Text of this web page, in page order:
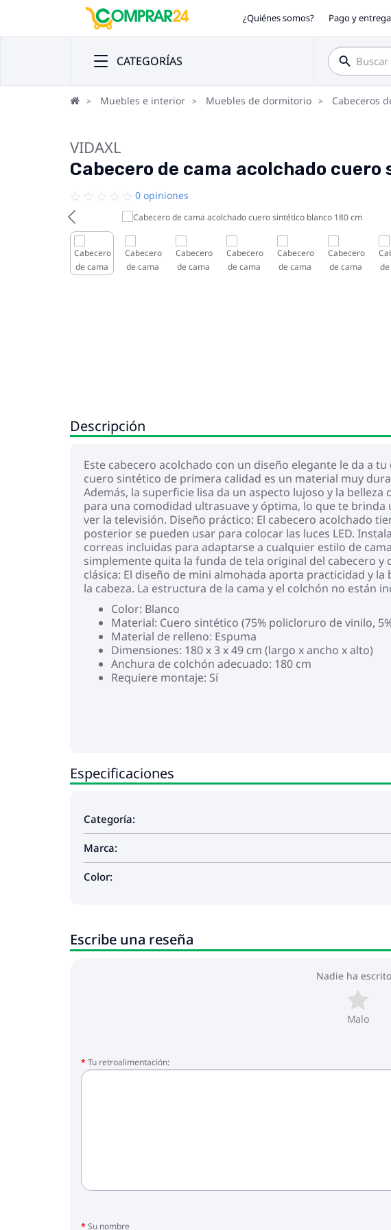
¿Quiénes somos? Pago y entrega
CATEGORÍAS
Muebles e interior Muebles de dormitorio Cabeceros
VIDAXL
Cabecero de cama acolchado
0 opiniones
Descripción
Este cabecero acolchado con un diseño elegante le da a
cuero sintético de primera calidad es un material muy
Además, la superficie lisa da un aspecto lujoso y la
para una comodidad ultrasuave y óptima, lo que te
ver la televisión. Diseño práctico: El cabecero acolchado
posterior se pueden usar para colocar las luces LED.
correas incluidas para adaptarse a cualquier estilo de
simplemente quita la funda de tela original del cabecero y
clásica: El diseño de mini almohada aporta practicidad y
la cabeza. La estructura de la cama y el colchón no están
Color: Blanco
Material: Cuero sintético (75% policloruro de vinilo,
Material de relleno: Espuma
Dimensiones: 180 x 3 x 49 cm (largo x ancho x alto)
Anchura de colchón adecuado: 180 cm
Requiere montaje: Sí
Especificaciones
Categoría:
Marca:
Color:
Escribe una reseña
Nadie ha
Malo
Tu retroalimentación:
Su nombre